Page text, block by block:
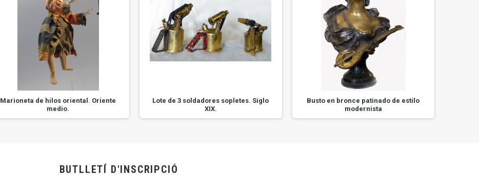
Marioneta de hilos oriental. Oriente
medio.
Lote de 3 soldadores sopletes. Siglo
XIX.
Busto en bronce patinado de estilo
modernista
BUTLLETÍ D'INSCRIPCIÓ